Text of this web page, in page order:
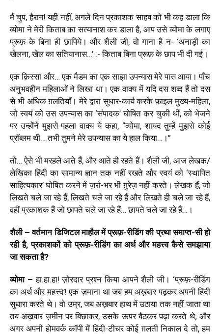
मैं चुप, हैरान! यही नहीं, अगले दिन प्रकाशक साहब को भी कह डाला कि
व्योमा ने मेरी किताब का सत्यानाश कर डाला है, आप उसे व्योमा के लगाए
प्रूफ़ के बिना ही छापिये। और शैली जी, वो गाना है न- ‘अनाड़ी का
खेलना, खेल का सतियानास…’ :- किताब बिना प्रूफ़ के छाप भी दी गई।
एक क़िस्सा और… एक मैडम का एक साझा उपन्यास मेरे पास आया। पाँच
अनुभवहीन महिलाओं ने लिखा था। एक वाक्य में यदि दस शब्द हैं तो दस
से भी अधिक ग़लतियाँ। मेरे द्वारा सुधार-कार्य करके फ़ाइल मुख्य-महिला,
जो स्वयं को उस उपन्यास का ‘संपादक’ घोषित कर चुकी थीं, को भेजने
पर उन्होंने मुझसे पहला वाक्य ये कहा, “व्योमा, शायद तुम्हें मुझसे कोई
प्रॉब्लम थी… तभी तुमने मेरे उपन्यास का ये हाल किया…।”
तो… ऐसे भी मरहले आते हैं, और आते ही रहते हैं। शैली जी, आज लेखक/
लेखिका हिंदी का सामान्य ज्ञान तक नहीं रखते और स्वयं को ‘स्थापित
साहित्यकार’ घोषित करने में ज़र्रा-भर भी ग़ुरेज़ नहीं करते। लेखक हैं, जो
लिखते चले जा रहे हैं, लिखते चले जा रहे हैं और लिखते ही चले जा रहे हैं,
वहीं प्रकाशक हैं जो छापते चले जा रहे हैं… छापते चले जा रहे हैं…।
शैली – वर्तमान डिजिटल माहौल में प्रूफ़-रीडिंग की प्रथा समाप्त-सी हो
रही है, प्रकाशकों को प्रूफ़-रीडिंग का अर्थ और महत्त्व कैसे समझाया
जा सकता है?
व्योमा – हा.हा.हा! ज़ोरदार प्रश्न किया आपने शैली जी। ‘प्रूफ़-रीडिंग
का अर्थ और महत्त्व’! एक ज़माना था जब हम अख़बार पढ़कर अपनी हिंदी
सुधारा करते थे। वो उम्र, जब अख़बार हाथ में उठाया तक नहीं जाता था
तब अख़बार ज़मीन पर बिछाकर, उसके ऊपर बैठकर पढ़ा करते थे; और
अगर अपनी होमवर्क कॉपी में हिंदी-टीचर कोई ग़लती निकाल दे तो, हम